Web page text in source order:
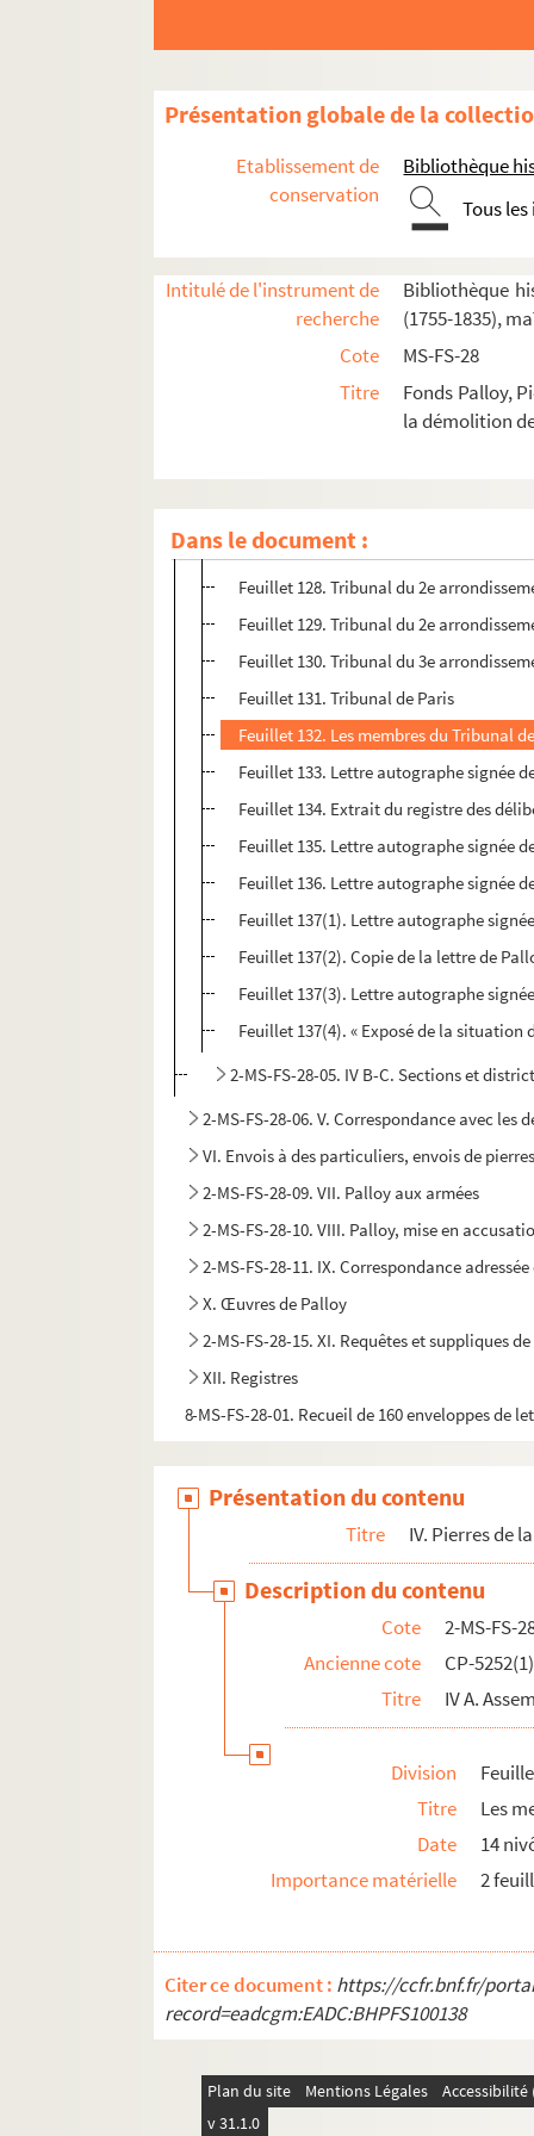
Présentation globale de la
Etablissement de
conservation
Bibliothèque
Tous
Intitulé de l'instrument de
recherche
Bibliothèque
(1755-1835),
Cote
MS-FS-28
Titre
Fonds Palloy,
la démolition
Dans le document :
Feuillet 115. Municipalité de Paris,
Feuillet 117. Municipalité de Paris,
Feuillet 118. Municipalité de Paris,
Feuillet 119. Bureau central du canton
Feuillet 120. Bureau central de la
Feuillet 121. Commune de Paris,
Feuillet 122. Département de Paris,
Feuillet 123. Lettre autographe signée
Feuillet 125. Département de Paris,
Feuillet 126. Département de la
Feuillet 127. Comité militaire de la
Feuillet 128. Tribunal du 2e
Feuillet 129. Tribunal du 2e
Feuillet 130. Tribunal du 3e
Feuillet 131. Tribunal de Paris
Feuillet 132. Les membres du Tribunal
Feuillet 133. Lettre autographe signée
Feuillet 134. Extrait du registre des
Feuillet 135. Lettre autographe signée
Feuillet 136. Lettre autographe signée
Feuillet 137(1). Lettre autographe
Feuillet 137(2). Copie de la lettre de
Feuillet 137(3). Lettre autographe
Feuillet 137(4). « Exposé de la
2-MS-FS-28-05. IV B-C. Sections et
2-MS-FS-28-06. V. Correspondance avec
VI. Envois à des particuliers, envois de
2-MS-FS-28-09. VII. Palloy aux armées
2-MS-FS-28-10. VIII. Palloy, mise en
2-MS-FS-28-11. IX. Correspondance
X. Œuvres de Palloy
2-MS-FS-28-15. XI. Requêtes et suppliques
XII. Registres
8-MS-FS-28-01. Recueil de 160 enveloppes de
Présentation du contenu
Titre IV. Pierres de
Description du contenu
Cote
2-MS-FS-
Ancienne cote
CP-5252(1)
Titre
IV A.
Division
Titre
Les
Date
14
Importance matérielle
2
Citer ce document : https://ccfr.bnf.fr/
record=eadcgm:EADC:BHPFS100138
Plan du site Mentions Légales
v 31.1.0